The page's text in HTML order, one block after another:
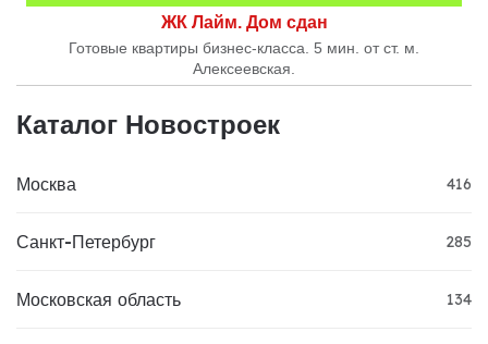
ЖК Лайм. Дом сдан
Готовые квартиры бизнес-класса. 5 мин. от ст. м.
Алексеевская.
Каталог Новостроек
Москва 416
Санкт-Петербург 285
Московская область 134